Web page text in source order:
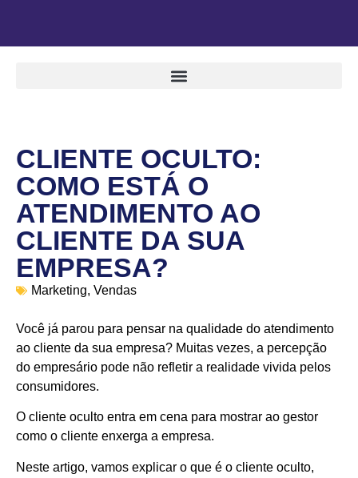
CLIENTE OCULTO:
COMO ESTÁ O
ATENDIMENTO AO
CLIENTE DA SUA
EMPRESA?
Marketing, Vendas
Você já parou para pensar na qualidade do atendimento
ao cliente da sua empresa? Muitas vezes, a percepção
do empresário pode não refletir a realidade vivida pelos
consumidores.
O cliente oculto entra em cena para mostrar ao gestor
como o cliente enxerga a empresa.
Neste artigo, vamos explicar o que é o cliente oculto,